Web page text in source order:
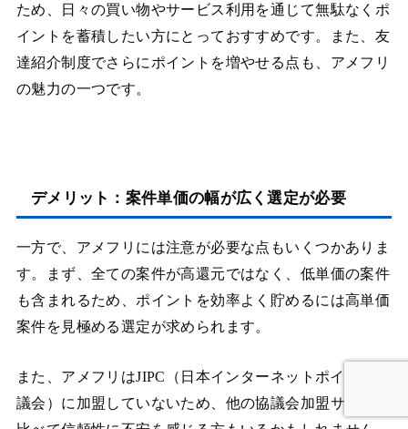
ため、日々の買い物やサービス利用を通じて無駄なくポ
イントを蓄積したい方にとっておすすめです。また、友
達紹介制度でさらにポイントを増やせる点も、アメフリ
の魅力の一つです。
デメリット：案件単価の幅が広く選定が必要
一方で、アメフリには注意が必要な点もいくつかありま
す。まず、全ての案件が高還元ではなく、低単価の案件
も含まれるため、ポイントを効率よく貯めるには高単価
案件を見極める選定が求められます。
また、アメフリはJIPC（日本インターネットポイント協
議会）に加盟していないため、他の協議会加盟サイトと